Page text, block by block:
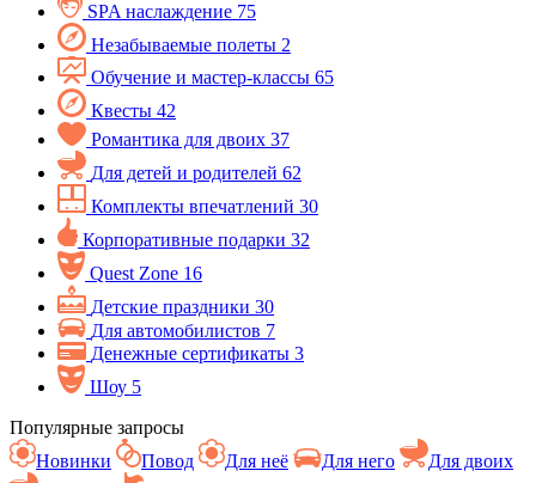
SPA наслаждение 75
Незабываемые полеты 2
Обучение и мастер-классы 65
Квесты 42
Романтика для двоих 37
Для детей и родителей 62
Комплекты впечатлений 30
Корпоративные подарки 32
Quest Zone 16
Детские праздники 30
Для автомобилистов 7
Денежные сертификаты 3
Шоу 5
Популярные запросы
Новинки
Повод Для неё Для него
Для двоих